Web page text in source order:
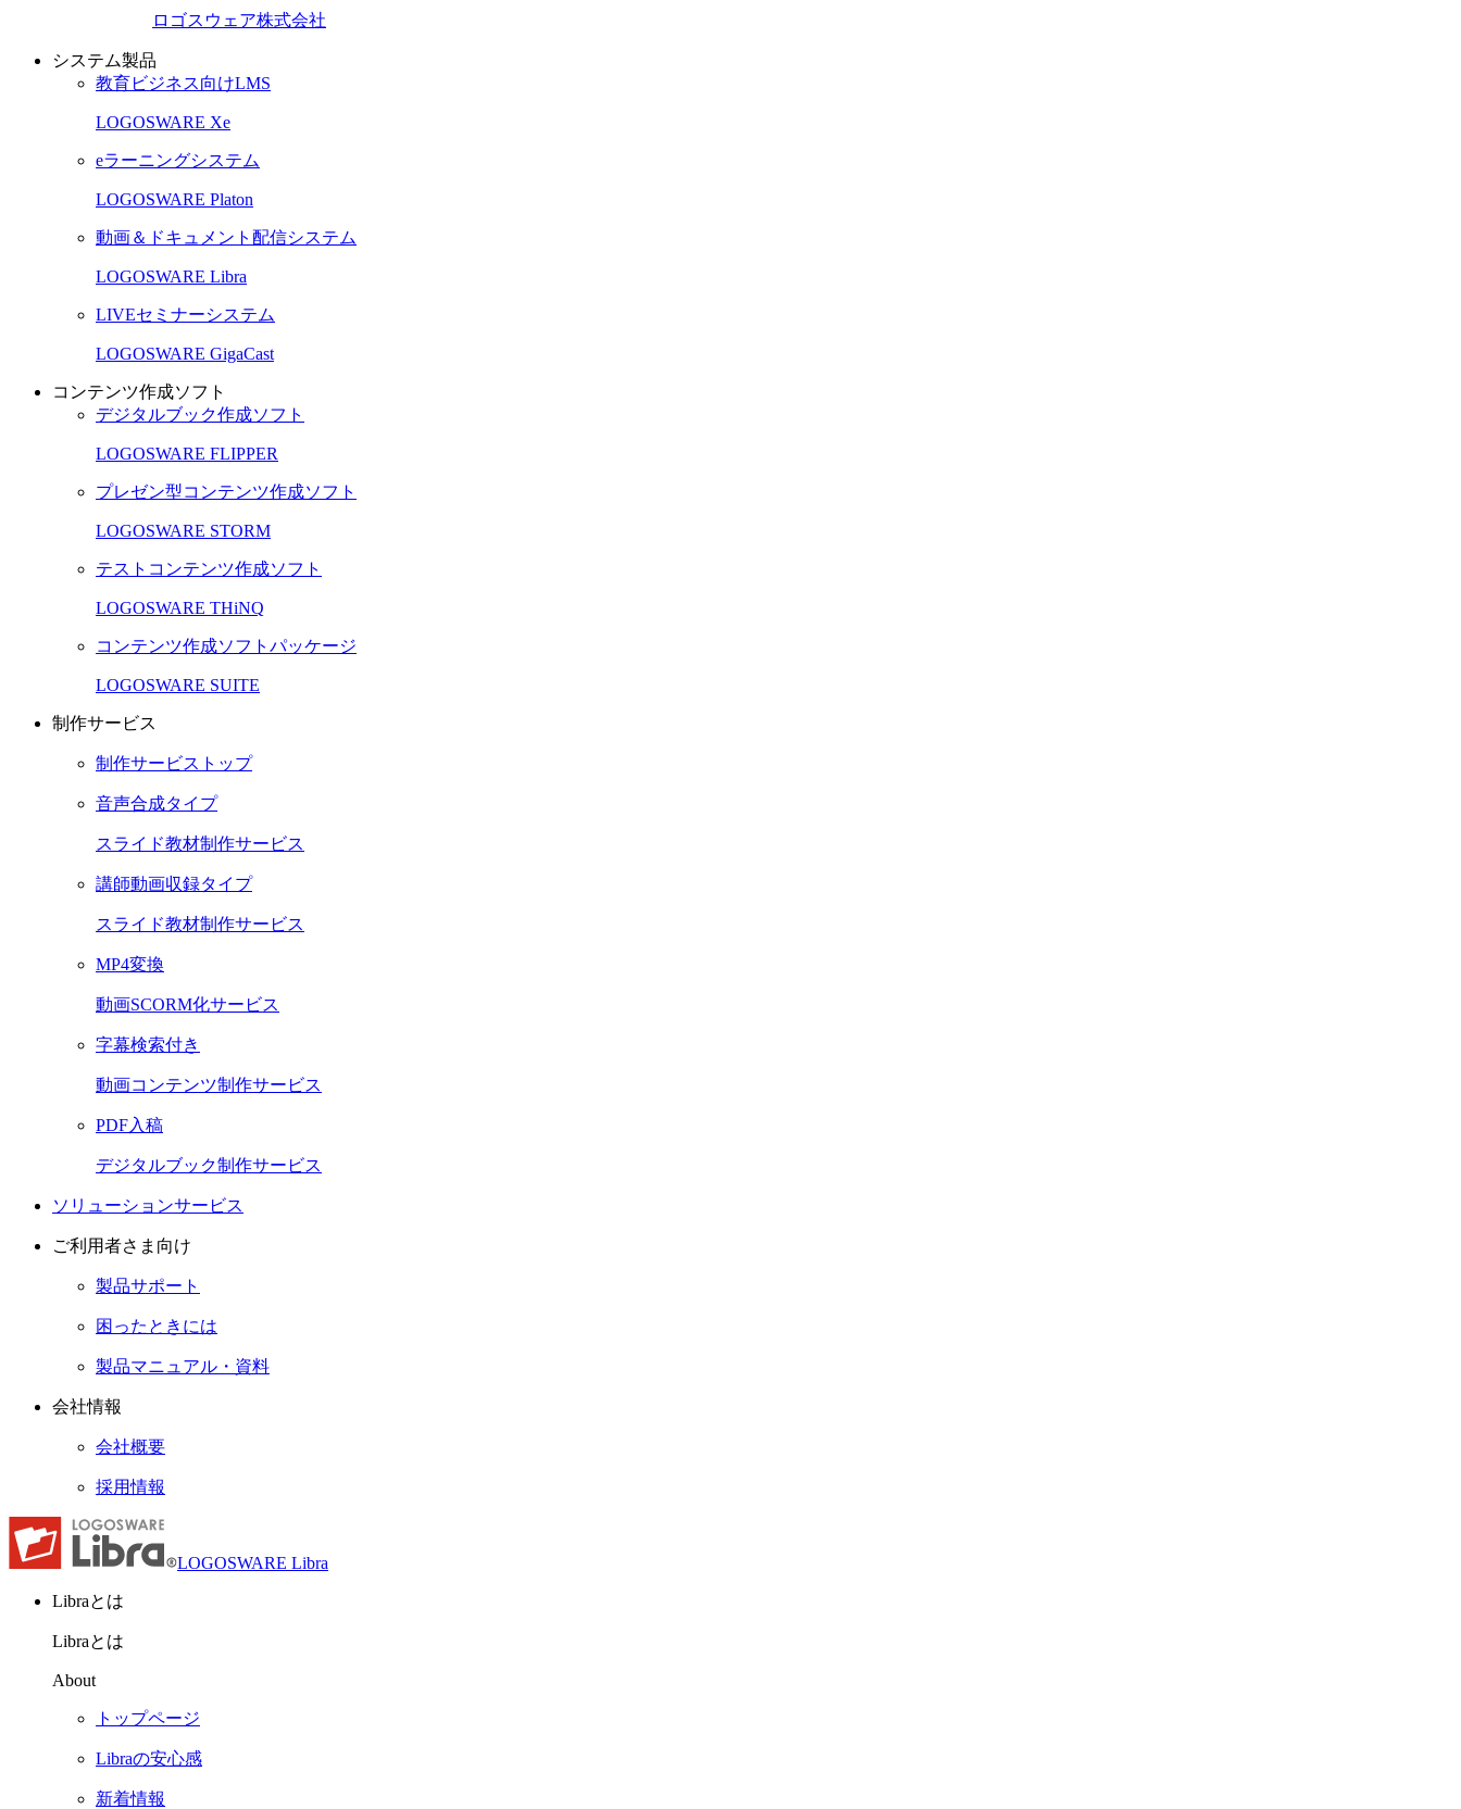
ロゴスウェア株式会社
システム製品
教育ビジネス向けLMS
LOGOSWARE Xe
eラーニングシステム
LOGOSWARE Platon
動画＆ドキュメント配信システム
LOGOSWARE Libra
LIVEセミナーシステム
LOGOSWARE GigaCast
コンテンツ作成ソフト
デジタルブック作成ソフト
LOGOSWARE FLIPPER
プレゼン型コンテンツ作成ソフト
LOGOSWARE STORM
テストコンテンツ作成ソフト
LOGOSWARE THiNQ
コンテンツ作成ソフトパッケージ
LOGOSWARE SUITE
制作サービス
制作サービストップ
音声合成タイプ
スライド教材制作サービス
講師動画収録タイプ
スライド教材制作サービス
MP4変換
動画SCORM化サービス
字幕検索付き
動画コンテンツ制作サービス
PDF入稿
デジタルブック制作サービス
ソリューションサービス
ご利用者さま向け
製品サポート
困ったときには
製品マニュアル・資料
会社情報
会社概要
採用情報
LOGOSWARE Libra
Libraとは
Libraとは
About
トップページ
Libraの安心感
新着情報